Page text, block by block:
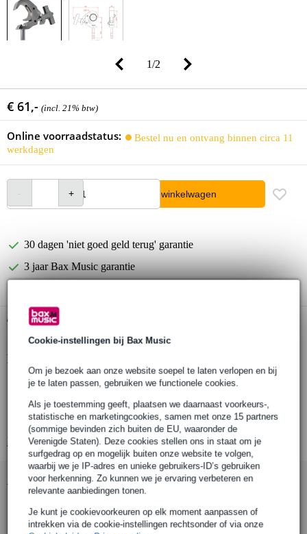
Cookie-instellingen bij Bax Music
Om je bezoek aan onze website soepel te laten verlopen en bij
je te laten passen, gebruiken we functionele cookies.
Als je toestemming geeft, plaatsen we daarnaast voorkeurs-,
statistische en marketingcookies, samen met onze 15 partners
(sommige bevinden zich buiten de EU, waaronder de
Verenigde Staten). Deze cookies stellen ons in staat om je
surfgedrag op en mogelijk buiten onze website te volgen,
waarbij we je IP-adres en unieke gebruikers-ID’s gebruiken
voor herkenning. Zo kunnen we je ervaring verbeteren en
relevante aanbiedingen tonen.
Je kunt je cookievoorkeuren op elk moment aanpassen of
intrekken via de cookie-instellingen rechtsonder of via onze
1/2
€ 61,- (incl. 21% btw)
Online voorraadstatus:
Bestel nu en ontvang binnen circa 11
werkdagen
In winkelwagen
30 dagen 'niet goed geld terug' garantie
3 jaar Bax Music garantie
Gratis ophalen in de winkel
Productinformatie
Aantal producten: 1
Geschikt voor buisdiameter: Ø38 - 51mm
Spigot: Ø16mm beamer spigot
Bekijk alle productspecificaties
Accessoires (9)